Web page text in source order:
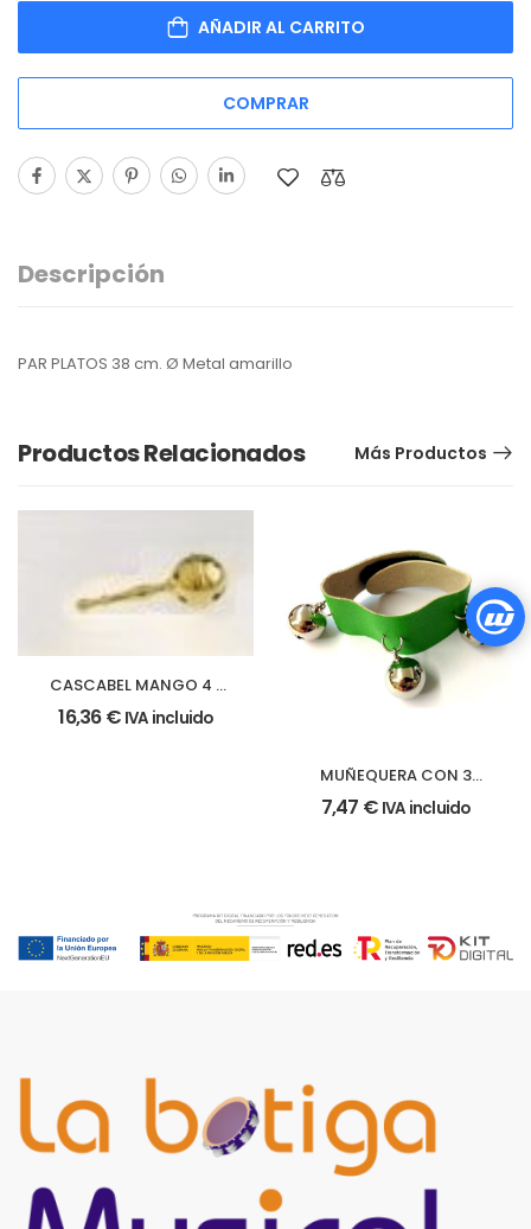
AÑADIR AL CARRITO
COMPRAR
Descripción
PAR PLATOS 38 cm. Ø Metal amarillo
Productos Relacionados Más Productos
CASCABEL MANGO 4 x
12 cm.
16,36€ IVA incluido
MUÑEQUERA CON 3
CASCABELES
7,47 € IVA incluido